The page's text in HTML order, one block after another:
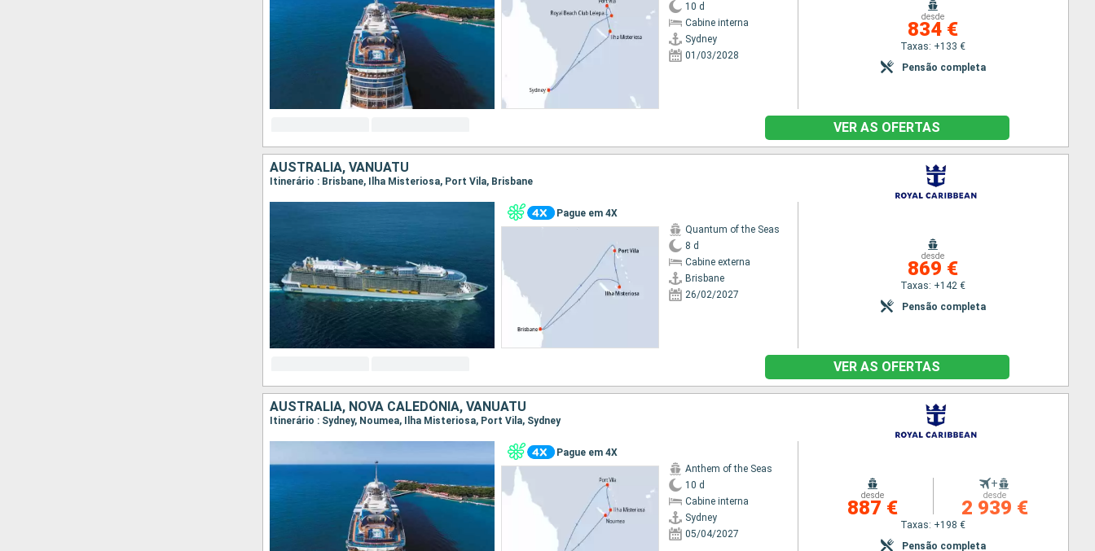
10 d
Cabine interna
Sydney
01/03/2028
desde
834 €
Taxas: +133 €
Pensão completa
VER AS OFERTAS
AUSTRALIA, VANUATU
Itinerário : Brisbane, Ilha Misteriosa, Port Vila, Brisbane
Pague em 4X
Quantum of the Seas
8 d
Cabine externa
Brisbane
26/02/2027
desde
869 €
Taxas: +142 €
Pensão completa
VER AS OFERTAS
AUSTRALIA, NOVA CALEDÓNIA, VANUATU
Itinerário : Sydney, Noumea, Ilha Misteriosa, Port Vila, Sydney
Pague em 4X
Anthem of the Seas
10 d
Cabine interna
Sydney
05/04/2027
desde
887 €
+
desde
2 939 €
Taxas: +198 €
Pensão completa